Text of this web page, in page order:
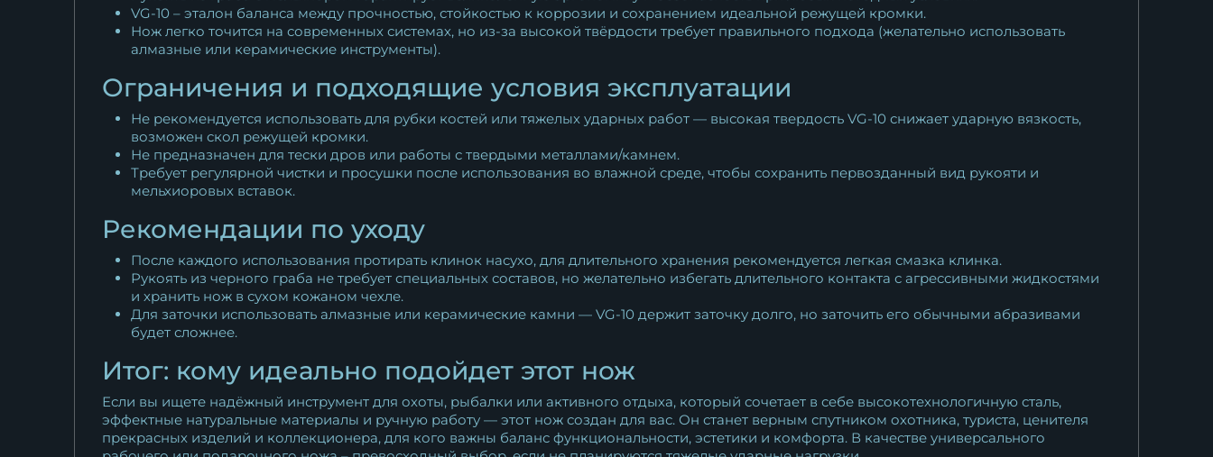
VG-10 – эталон баланса между прочностью, стойкостью к коррозии и сохранением идеальной режущей кромки.
Нож легко точится на современных системах, но из-за высокой твёрдости требует правильного подхода (желательно использовать
алмазные или керамические инструменты).
Ограничения и подходящие условия эксплуатации
Не рекомендуется использовать для рубки костей или тяжелых ударных работ — высокая твердость VG-10 снижает ударную вязкость,
возможен скол режущей кромки.
Не предназначен для тески дров или работы с твердыми металлами/камнем.
Требует регулярной чистки и просушки после использования во влажной среде, чтобы сохранить первозданный вид рукояти и
мельхиоровых вставок.
Рекомендации по уходу
После каждого использования протирать клинок насухо, для длительного хранения рекомендуется легкая смазка клинка.
Рукоять из черного граба не требует специальных составов, но желательно избегать длительного контакта с агрессивными жидкостями
и хранить нож в сухом кожаном чехле.
Для заточки использовать алмазные или керамические камни — VG-10 держит заточку долго, но заточить его обычными абразивами
будет сложнее.
Итог: кому идеально подойдет этот нож
Если вы ищете надёжный инструмент для охоты, рыбалки или активного отдыха, который сочетает в себе высокотехнологичную сталь,
эффектные натуральные материалы и ручную работу — этот нож создан для вас. Он станет верным спутником охотника, туриста, ценителя
прекрасных изделий и коллекционера, для кого важны баланс функциональности, эстетики и комфорта. В качестве универсального